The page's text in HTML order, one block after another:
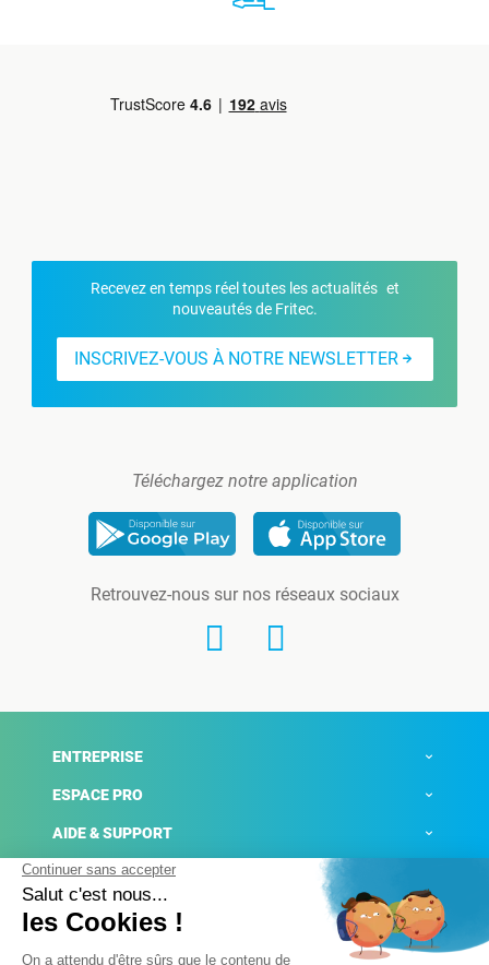
Recevez en temps réel toutes les actualités et
nouveautés de Fritec.
INSCRIVEZ-VOUS À NOTRE NEWSLETTER
Téléchargez notre application
Retrouvez-nous sur nos réseaux sociaux
ENTREPRISE
ESPACE PRO
AIDE & SUPPORT
ACTUALITÉS